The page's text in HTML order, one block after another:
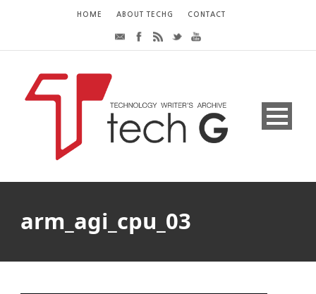
HOME ABOUT TECHG CONTACT
arm_agi_cpu_03